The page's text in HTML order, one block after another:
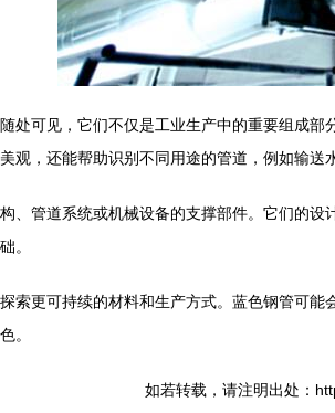
处可见，它们不仅是工业生产中的重要组成
观，还能帮助识别不同用途的管道，例如输送
、管道系统或机械设备的支撑部件。它们的
。
索更可持续的材料和生产方式。蓝色钢管可
。
如若转载，请注明出处：